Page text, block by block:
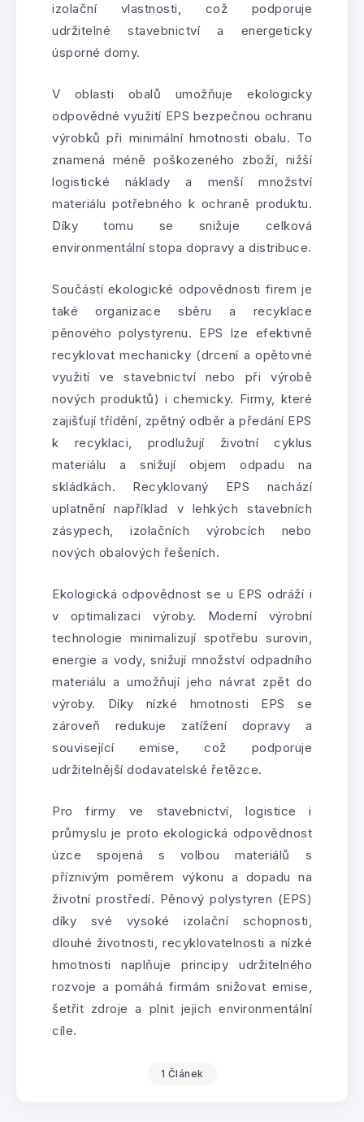
izolační vlastnosti, což podporuje
udržitelné stavebnictví a energeticky
úsporné domy.
V oblasti obalů umožňuje ekologicky
odpovědné využití EPS bezpečnou ochranu
výrobků při minimální hmotnosti obalu. To
znamená méně poškozeného zboží, nižší
logistické náklady a menší množství
materiálu potřebného k ochraně produktu.
Díky tomu se snižuje celková
environmentální stopa dopravy a distribuce.
Součástí ekologické odpovědnosti firem je
také organizace sběru a recyklace
pěnového polystyrenu. EPS lze efektivně
recyklovat mechanicky (drcení a opětovné
využití ve stavebnictví nebo při výrobě
nových produktů) i chemicky. Firmy, které
zajišťují třídění, zpětný odběr a předání EPS
k recyklaci, prodlužují životní cyklus
materiálu a snižují objem odpadu na
skládkách. Recyklovaný EPS nachází
uplatnění například v lehkých stavebních
zásypech, izolačních výrobcích nebo
nových obalových řešeních.
Ekologická odpovědnost se u EPS odráží i
v optimalizaci výroby. Moderní výrobní
technologie minimalizují spotřebu surovin,
energie a vody, snižují množství odpadního
materiálu a umožňují jeho návrat zpět do
výroby. Díky nízké hmotnosti EPS se
zároveň redukuje zatížení dopravy a
související emise, což podporuje
udržitelnější dodavatelské řetězce.
Pro firmy ve stavebnictví, logistice i
průmyslu je proto ekologická odpovědnost
úzce spojená s volbou materiálů s
příznivým poměrem výkonu a dopadu na
životní prostředí. Pěnový polystyren (EPS)
díky své vysoké izolační schopnosti,
dlouhé životnosti, recyklovatelnosti a nízké
hmotnosti naplňuje principy udržitelného
rozvoje a pomáhá firmám snižovat emise,
šetřit zdroje a plnit jejich environmentální
cíle.
1 Článek